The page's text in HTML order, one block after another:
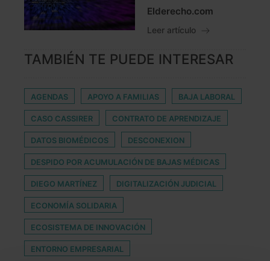
Elderecho.com
Leer artículo
TAMBIÉN TE PUEDE INTERESAR
AGENDAS APOYO A FAMILIAS BAJA LABORAL
CASO CASSIRER CONTRATO DE APRENDIZAJE
DATOS BIOMÉDICOS DESCONEXION
DESPIDO POR ACUMULACIÓN DE BAJAS MÉDICAS
DIEGO MARTÍNEZ DIGITALIZACIÓN JUDICIAL
ECONOMÍA SOLIDARIA
ECOSISTEMA DE INNOVACIÓN
ENTORNO EMPRESARIAL